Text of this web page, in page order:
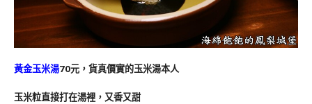
黃金玉米湯70元，貨真價實的玉米湯本人
玉米粒直接打在湯裡，又香又甜